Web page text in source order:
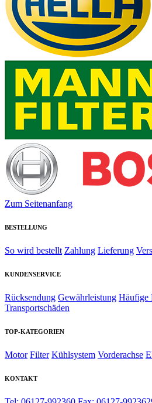
Zum Seitenanfang
BESTELLUNG
So wird bestellt Zahlung Lieferung
KUNDENSERVICE
Rücksendung Gewährleistung Häufige
Transportschäden
TOP-KATEGORIEN
Motor Filter Kühlsystem Vorderachse
KONTAKT